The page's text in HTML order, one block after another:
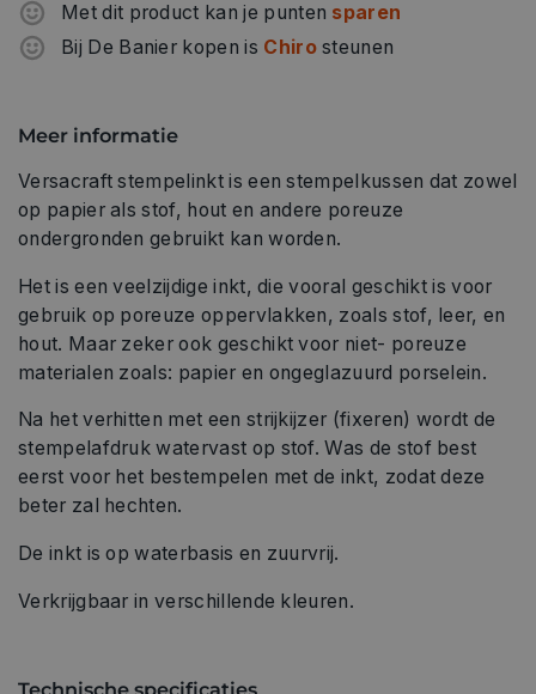
Met dit product kan je punten sparen
Bij De Banier kopen is Chirosteunen
Meer informatie
Versacraft stempelinkt is een stempelkussen dat zowel
op papier als stof, hout en andere poreuze
ondergronden gebruikt kan worden.
Het is een veelzijdige inkt, die vooral geschikt is voor
gebruik op poreuze oppervlakken, zoals stof, leer, en
hout. Maar zeker ook geschikt voor niet- poreuze
materialen zoals: papier en ongeglazuurd porselein.
Na het verhitten met een strijkijzer (fixeren) wordt de
stempelafdruk watervast op stof. Was de stof best
eerst voor het bestempelen met de inkt, zodat deze
beter zal hechten.
De inkt is op waterbasis en zuurvrij.
Verkrijgbaar in verschillende kleuren.
Technische specificaties